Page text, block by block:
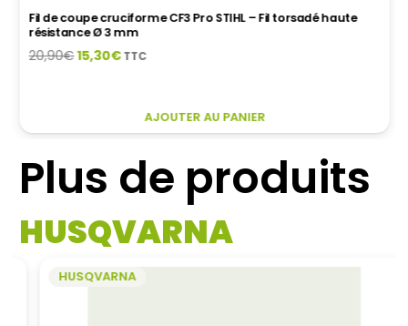
PRODUIT
PLUSIEURS
VARIATIONS.
OPTIONS
Fil de coupe cruciforme CF3 Pro STIHL – Fil torsadé haute
résistance Ø 3 mm
20,90€Le
20,90€.
15,30€Le
est :
15,30€.
TTC
AJOUTER AU PANIER
Plus de produits
HUSQVARNA
HUSQVARNA